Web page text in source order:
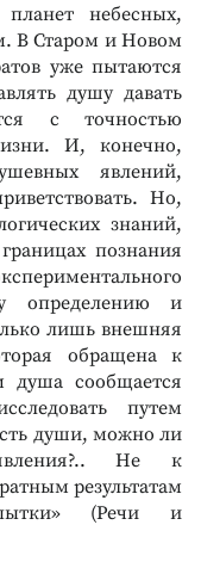
небесных,
В Старом и Новом
уже пытаются
душу давать
с точностью
И, конечно,
явлений,
Но,
знаний,
познания
определению и
лишь внешняя
обращена к
душа сообщается
путем
души, можно ли
Не к
результатам
(Речи и